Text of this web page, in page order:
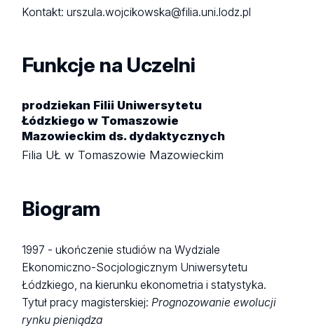
Kontakt: urszula.wojcikowska@filia.uni.lodz.pl
Funkcje na Uczelni
prodziekan Filii Uniwersytetu
Łódzkiego w Tomaszowie
Mazowieckim ds. dydaktycznych
Filia UŁ w Tomaszowie Mazowieckim
Biogram
1997 - ukończenie studiów na Wydziale
Ekonomiczno-Socjologicznym Uniwersytetu
Łódzkiego, na kierunku ekonometria i statystyka.
Tytuł pracy magisterskiej: Prognozowanie ewolucji
rynku pieniądza